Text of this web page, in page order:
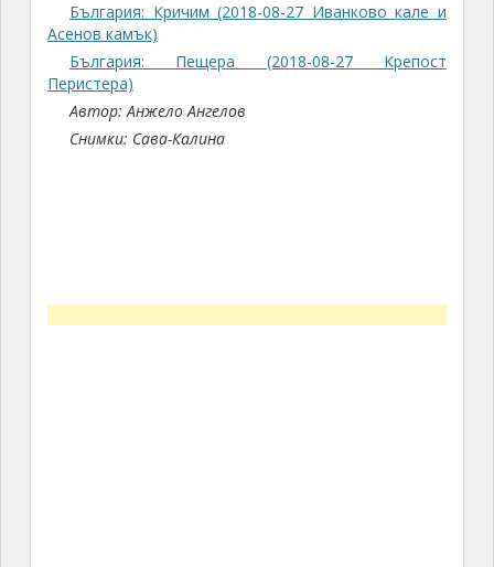
България: Кричим (2018-08-27 Иванково кале и
Асенов камък)
България: Пещера (2018-08-27 Крепост
Перистера)
Автор: Анжело Ангелов
Снимки: Сава-Калина